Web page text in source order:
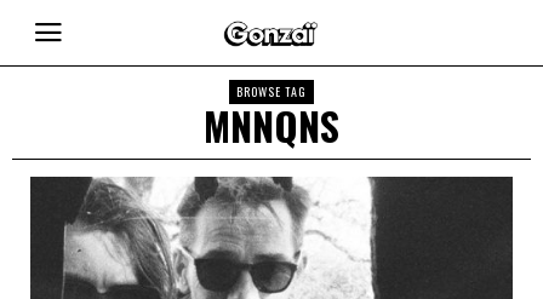
BROWSE TAG
MNNQNS